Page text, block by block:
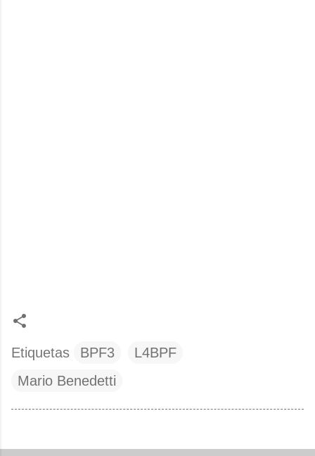
Etiquetas BPF3
L4BPF
Mario Benedetti